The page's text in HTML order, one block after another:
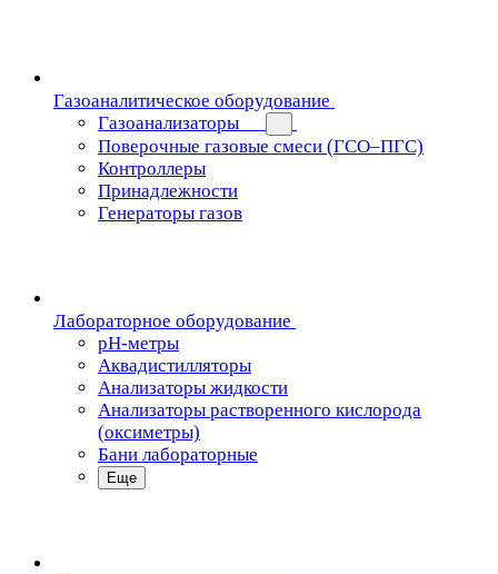
Газоаналитическое оборудование
Газоанализаторы
Поверочные газовые смеси (ГСО–ПГС)
Контроллеры
Принадлежности
Генераторы газов
Лабораторное оборудование
pH-метры
Аквадистилляторы
Анализаторы жидкости
Анализаторы растворенного кислорода
(оксиметры)
Бани лабораторные
Еще